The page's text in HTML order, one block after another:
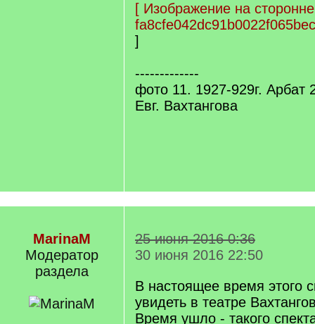
[ Изображение на
]
-------------
фото 11. 1927-929г. Арбат
Евг. Вахтангова
MarinaM
Модератор
раздела
25 июня 2016 0:36
30 июня 2016 22:50
В настоящее время этого
увидеть в театре
Время ушло - такого